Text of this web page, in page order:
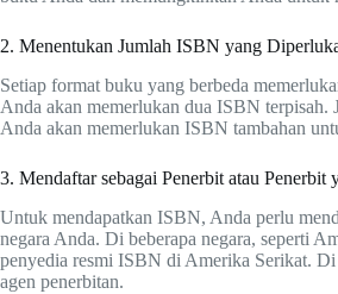
2. Menentukan Jumlah ISBN yang
Setiap format buku yang berbeda
Anda akan memerlukan dua ISBN terpisah.
Anda akan memerlukan ISBN tambahan
3. Mendaftar sebagai Penerbit atau Penerbit
Untuk mendapatkan ISBN, Anda perlu
negara Anda. Di beberapa negara, seperti
penyedia resmi ISBN di Amerika Serikat.
agen penerbitan.